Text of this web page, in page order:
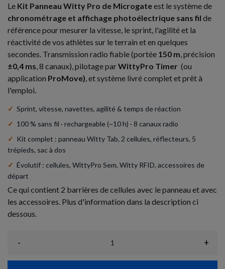
Le Kit Panneau Witty Pro de Microgateest le système de
chronométrage et affichage photoélectrique sans fil de
référence pour mesurer la vitesse, le sprint, l'agilité et la
réactivité de vos athlètes sur le terrain et en quelques
secondes. Transmission radio fiable (portée 150 m , précision
±0,4 ms , 8 canaux), pilotage parWittyPro Timer (ou
application ProMove) , et système livré complet et prêt à
l'emploi.
✓ Sprint, vitesse, navettes, agilité & temps de réaction
✓ 100 % sans fil · rechargeable (~10 h) · 8 canaux radio
✓ Kit complet : panneau Witty Tab, 2 cellules, réflecteurs, 5
trépieds, sac à dos
✓ Évolutif : cellules, WittyPro Sem, Witty RFID, accessoires de
départ
Ce qui contient 2 barrières de cellules avec le panneau et avec
les accessoires. Plus d'information dans la description ci
dessous.
- +